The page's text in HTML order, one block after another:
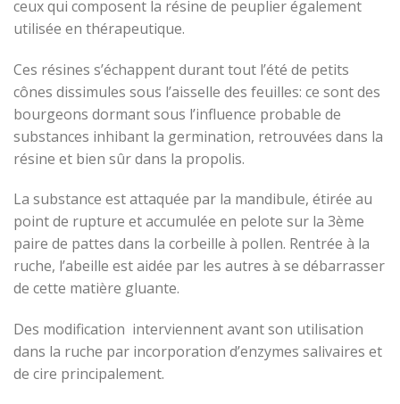
ceux qui composent la résine de peuplier également
utilisée en thérapeutique.
Ces résines s’échappent durant tout l’été de petits
cônes dissimules sous l’aisselle des feuilles: ce sont des
bourgeons dormant sous l’influence probable de
substances inhibant la germination, retrouvées dans la
résine et bien sûr dans la propolis.
La substance est attaquée par la mandibule, étirée au
point de rupture et accumulée en pelote sur la 3ème
paire de pattes dans la corbeille à pollen. Rentrée à la
ruche, l’abeille est aidée par les autres à se débarrasser
de cette matière gluante.
Des modification interviennent avant son utilisation
dans la ruche par incorporation d’enzymes salivaires et
de cire principalement.